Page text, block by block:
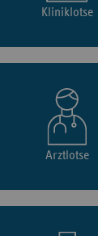
Kliniklotse
Arztlotse